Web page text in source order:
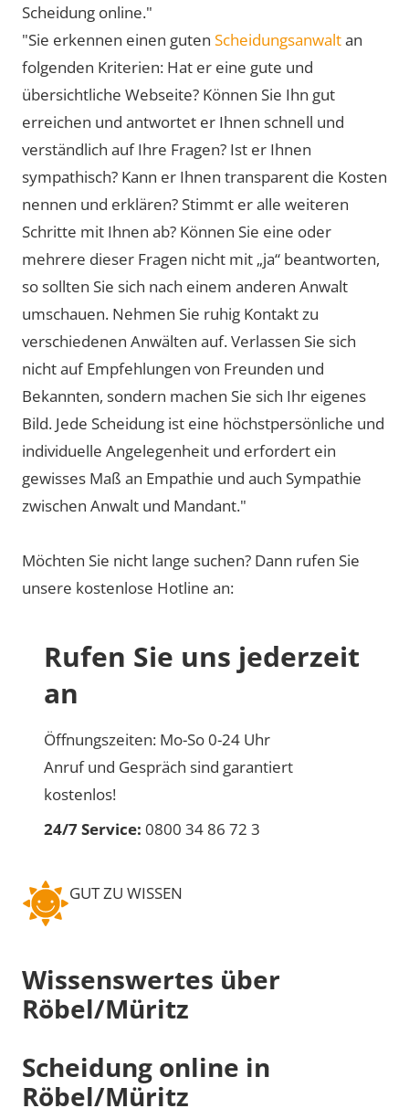
Scheidung online."
"Sie erkennen einen guten Scheidungsanwaltan
folgenden Kriterien: Hat er eine gute und
übersichtliche Webseite? Können Sie Ihn gut
erreichen und antwortet er Ihnen schnell und
verständlich auf Ihre Fragen? Ist er Ihnen
sympathisch? Kann er Ihnen transparent die Kosten
nennen und erklären? Stimmt er alle weiteren
Schritte mit Ihnen ab? Können Sie eine oder
mehrere dieser Fragen nicht mit „ja“ beantworten,
so sollten Sie sich nach einem anderen Anwalt
umschauen. Nehmen Sie ruhig Kontakt zu
verschiedenen Anwälten auf. Verlassen Sie sich
nicht auf Empfehlungen von Freunden und
Bekannten, sondern machen Sie sich Ihr eigenes
Bild. Jede Scheidung ist eine höchstpersönliche und
individuelle Angelegenheit und erfordert ein
gewisses Maß an Empathie und auch Sympathie
zwischen Anwalt und Mandant."
Möchten Sie nicht lange suchen? Dann rufen Sie
unsere kostenlose Hotline an:
Rufen Sie uns jederzeit
an
Öffnungszeiten: Mo-So 0-24 Uhr
Anruf und Gespräch sind garantiert
kostenlos!
24/7 Service: 0800 34 86 72 3
GUT ZU WISSEN
Wissenswertes über
Röbel/Müritz
Scheidung online in
Röbel/Müritz